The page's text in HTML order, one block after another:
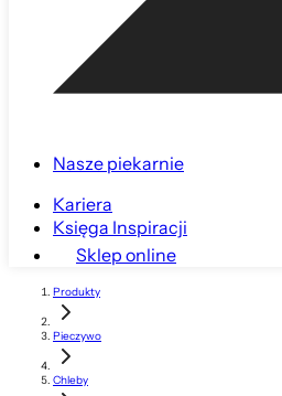
Nasze piekarnie
Kariera
Księga Inspiracji
Sklep online
Produkty
Pieczywo
Chleby